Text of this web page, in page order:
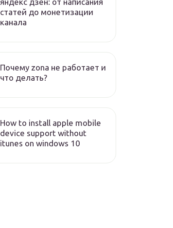
статей до монетизации
канала
Почему zona не работает и
что делать?
How to install apple mobile
device support without
itunes on windows 10